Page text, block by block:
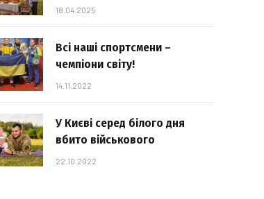
18.04.2025
Всі наші спортсмени –
чемпіони світу!
14.11.2022
У Києві серед білого дня
вбито військового
22.10.2022